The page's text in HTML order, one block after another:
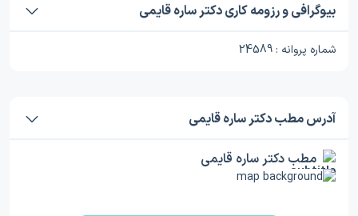
بیوگرافی و رزومه کاری دکتر ساره قایمی
شماره پروانه : 24589
آدرس مطب دکتر ساره قایمی
مطب دکتر ساره قایمی